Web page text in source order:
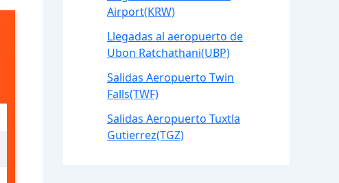
Airport(KRW)
Llegadas al aeropuerto de
Ubon Ratchathani(UBP)
Salidas Aeropuerto Twin
Falls(TWF)
Salidas Aeropuerto Tuxtla
Gutierrez(TGZ)